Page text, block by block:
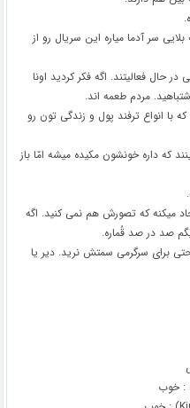
سر آدما میاره این سریال رو از
حال فعالیتند. اگه فکر کردید اونا
مردم طعمه اند.
که با انواع ترفند پول و زندگی تون رو
که داره خونشون مکیده میشه امّا باز
میکنه که تصورش هم نمی کنید. اگه
صد در صد قُماره.
برای سرگرمی سمتش نرید. دیر یا